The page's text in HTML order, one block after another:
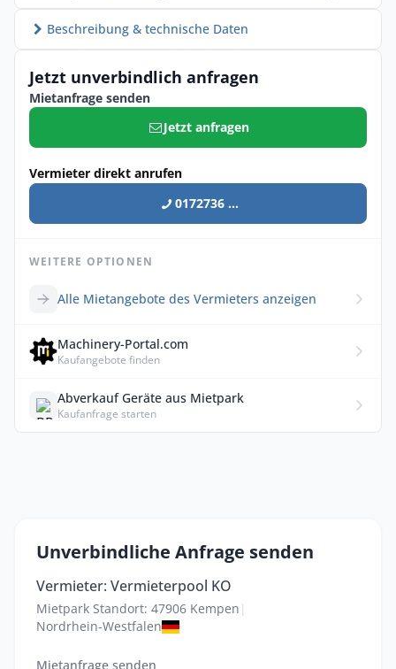
Beschreibung & technische Daten
Jetzt unverbindlich anfragen
Mietanfrage senden
Jetzt anfragen
Vermieter direkt anrufen
0172736 ...
WEITERE OPTIONEN
Alle Mietangebote des Vermieters anzeigen
Machinery-Portal.com
Kaufangebote finden
Abverkauf Geräte aus Mietpark
Kaufanfrage starten
Unverbindliche Anfrage senden
Vermieter: Vermieterpool KO
Mietpark Standort: 47906 Kempen |
Nordrhein-Westfalen
Mietanfrage senden